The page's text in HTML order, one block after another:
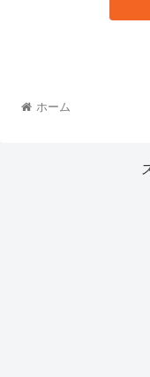
ホーム